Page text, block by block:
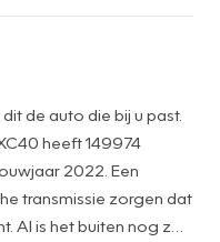
de auto die bij u past.
heeft 149974
2022. Een
transmissie zorgen dat
Al is het buiten nog zo